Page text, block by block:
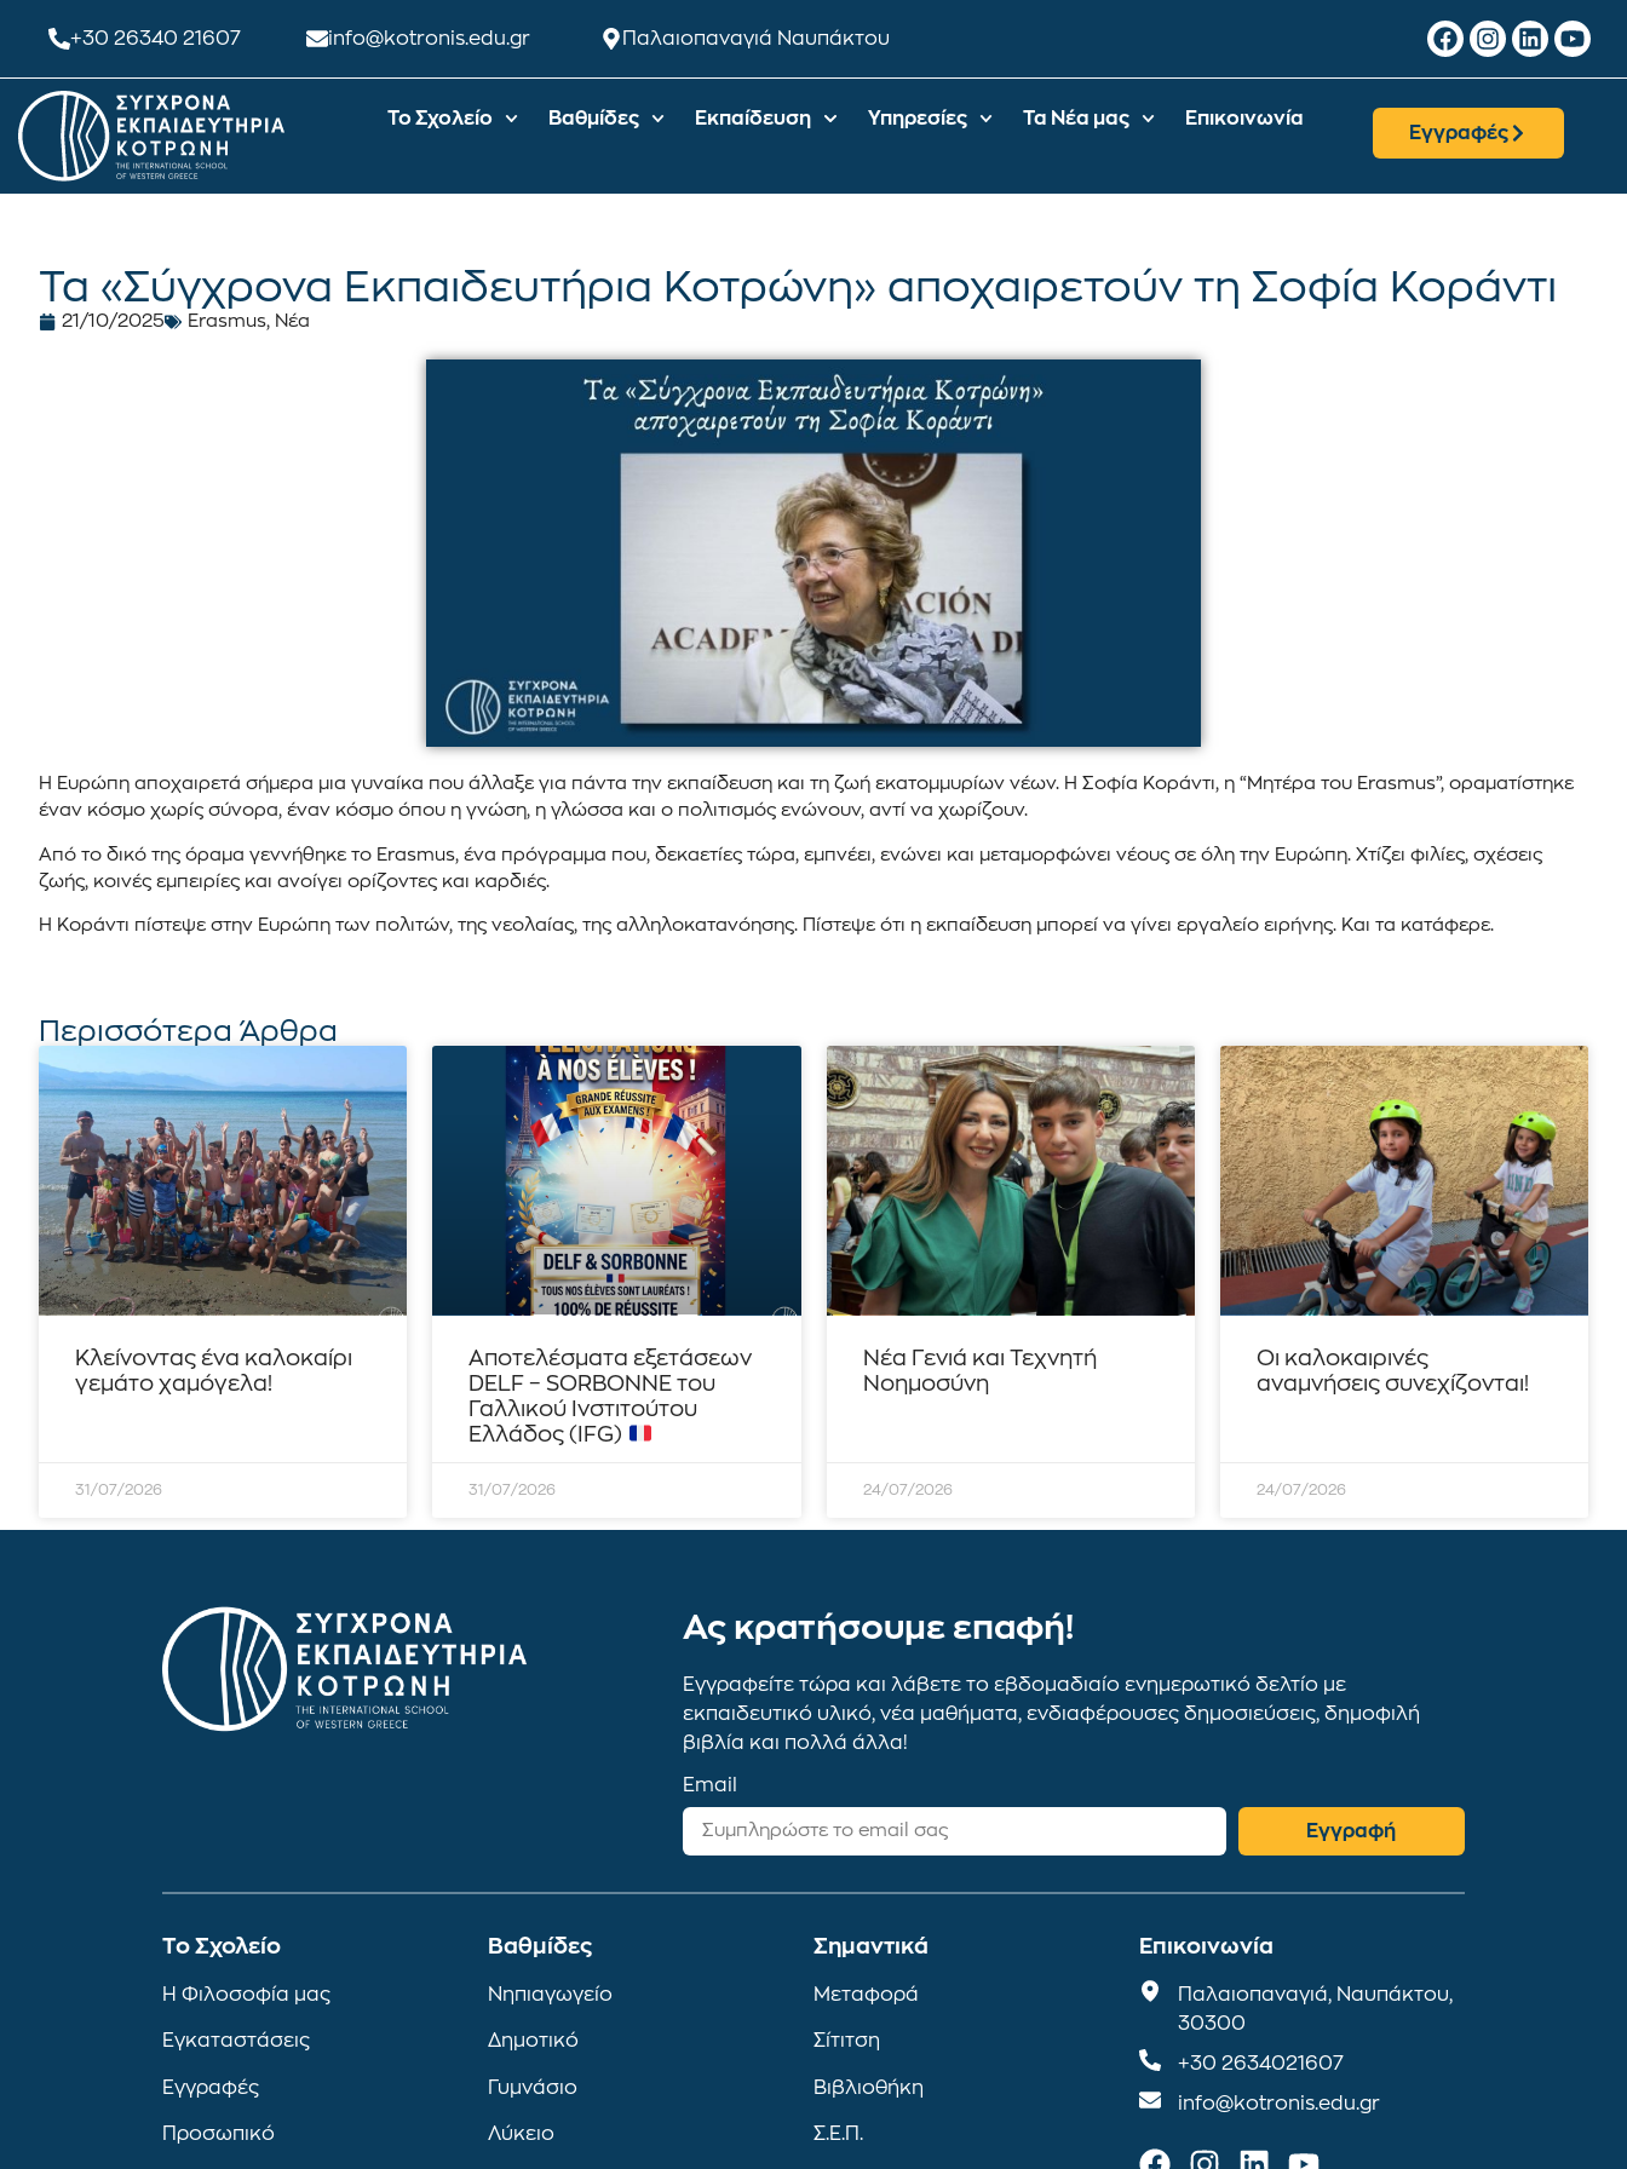
+30 26340 21607 info@kotronis.edu.gr Παλαιοπαναγιά Ναυπάκτου
Το Σχολείο Βαθμίδες Εκπαίδευση Υπηρεσίες Τα Νέα μας Επικοινωνία
Εγγραφές
Τα «Σύγχρονα Εκπαιδευτήρια Κοτρώνη» αποχαιρετούν τη Σοφία Κοράντι
21/10/2025 Erasmus, Νέα
Η Ευρώπη αποχαιρετά σήμερα μια γυναίκα που άλλαξε για πάντα την εκπαίδευση και τη ζωή εκατομμυρίων νέων. Η Σοφία Κοράντι, η “Μητέρα του Erasmus”, οραματίστηκε
έναν κόσμο χωρίς σύνορα, έναν κόσμο όπου η γνώση, η γλώσσα και ο πολιτισμός ενώνουν, αντί να χωρίζουν.
Από το δικό της όραμα γεννήθηκε το Erasmus, ένα πρόγραμμα που, δεκαετίες τώρα, εμπνέει, ενώνει και μεταμορφώνει νέους σε όλη την Ευρώπη. Χτίζει φιλίες, σχέσεις
ζωής, κοινές εμπειρίες και ανοίγει ορίζοντες και καρδιές.
Η Κοράντι πίστεψε στην Ευρώπη των πολιτών, της νεολαίας, της αλληλοκατανόησης. Πίστεψε ότι η εκπαίδευση μπορεί να γίνει εργαλείο ειρήνης. Και τα κατάφερε.
Περισσότερα Άρθρα
Κλείνοντας ένα καλοκαίρι
γεμάτο χαμόγελα!
31/07/2026
Αποτελέσματα εξετάσεων
DELF – SORBONNE του
Γαλλικού Ινστιτούτου
Ελλάδος (IFG)
31/07/2026
Νέα Γενιά και Τεχνητή
Νοημοσύνη
24/07/2026
Οι καλοκαιρινές
αναμνήσεις συνεχίζονται!
24/07/2026
Ας κρατήσουμε επαφή!
Εγγραφείτε τώρα και λάβετε το εβδομαδιαίο ενημερωτικό δελτίο με
εκπαιδευτικό υλικό, νέα μαθήματα, ενδιαφέρουσες δημοσιεύσεις, δημοφιλή
βιβλία και πολλά άλλα!
Email
Εγγραφή
To Σχολείο
Η Φιλοσοφία μας
Εγκαταστάσεις
Εγγραφές
Προσωπικό
Βαθμίδες
Νηπιαγωγείο
Δημοτικό
Γυμνάσιο
Λύκειο
Σημαντικά
Μεταφορά
Σίτιτση
Βιβλιοθήκη
Σ.Ε.Π.
Επικοινωνία
Παλαιοπαναγιά, Ναυπάκτου,
30300
+30 2634021607
info@kotronis.edu.gr